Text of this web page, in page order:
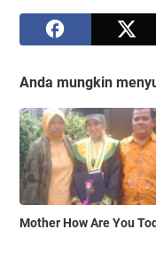
Anda mungkin
Mother How Are You